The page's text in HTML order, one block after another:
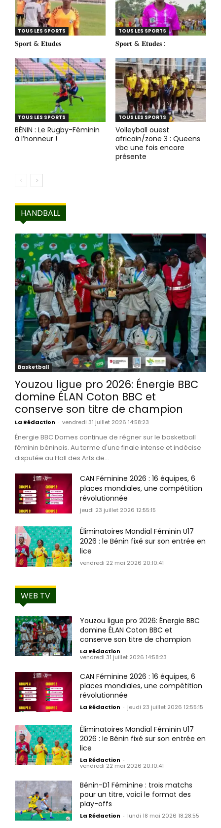
TOUS LES SPORTS
𝐒𝐩𝐨𝐫𝐭 & 𝐄𝐭𝐮𝐝𝐞𝐬
TOUS LES SPORTS
𝐒𝐩𝐨𝐫𝐭 & 𝐄𝐭𝐮𝐝𝐞𝐬 :
TOUS LES SPORTS
BÉNIN : Le Rugby-Féminin
à l’honneur !
TOUS LES SPORTS
Volleyball ouest
africain/zone 3 : Queens
vbc une fois encore
présente
HANDBALL
Basketball
Youzou ligue pro 2026: Énergie BBC
domine ÉLAN Coton BBC et
conserve son titre de champion
La Rédaction - vendredi 31 juillet 2026 14:58:23
Énergie BBC Dames continue de régner sur le basketball
féminin béninois. Au terme d'une finale intense et indécise
disputée au Hall des Arts de...
CAN Féminine 2026 : 16 équipes, 6
places mondiales, une compétition
révolutionnée
jeudi 23 juillet 2026 12:55:15
Éliminatoires Mondial Féminin U17
2026 : le Bénin fixé sur son entrée en
lice
vendredi 22 mai 2026 20:10:41
WEB TV
Youzou ligue pro 2026: Énergie BBC
domine ÉLAN Coton BBC et
conserve son titre de champion
La Rédaction -
vendredi 31 juillet 2026 14:58:23
CAN Féminine 2026 : 16 équipes, 6
places mondiales, une compétition
révolutionnée
La Rédaction - jeudi 23 juillet 2026 12:55:15
Éliminatoires Mondial Féminin U17
2026 : le Bénin fixé sur son entrée en
lice
La Rédaction -
vendredi 22 mai 2026 20:10:41
Bénin-D1 Féminine : trois matchs
pour un titre, voici le format des
play-offs
La Rédaction - lundi 18 mai 2026 18:28:55